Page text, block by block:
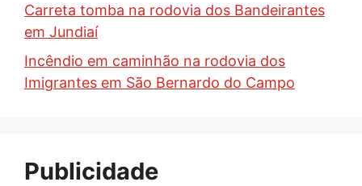
Carreta tomba na rodovia dos Bandeirantes
em Jundiaí
Incêndio em caminhão na rodovia dos
Imigrantes em São Bernardo do Campo
Publicidade